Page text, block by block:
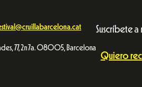
77, 2n 7a. 08005, Barcelona
Suscríbete a
Quiero